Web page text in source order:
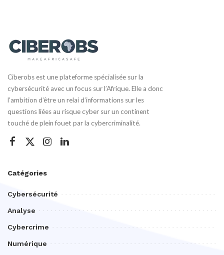
Ciberobs est une plateforme spécialisée sur la
cybersécurité avec un focus sur l’Afrique. Elle a donc
l’ambition d’être un relai d’informations sur les
questions liées au risque cyber sur un continent
touché de plein fouet par la cybercriminalité.
Catégories
Cybersécurité
Analyse
Cybercrime
Numérique